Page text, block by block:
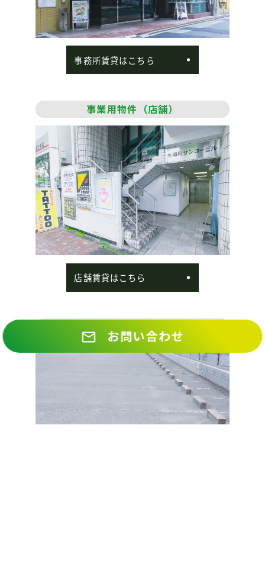
email お問い合わせ
事務所賃貸はこちら
事業用物件 （店舗）
店舗賃貸はこちら